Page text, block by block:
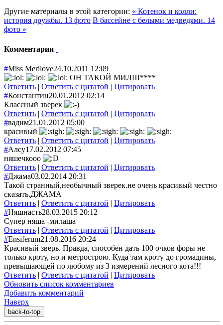
Другие материалы в этой категории: « Котенок и колли:
история дружбы. 13 фото В бассейне с белыми медведями. 14
фото »
Комментарии
#Miss Merilove24.10.2011 12:09
ОН ТАКОЙ МИЛШ****
Ответить | Ответить с цитатой | Цитировать
#Константин20.01.2012 02:14
Классный зверек
Ответить | Ответить с цитатой | Цитировать
#вадим21.01.2012 05:00
красивый
Ответить | Ответить с цитатой | Цитировать
#Алсу17.02.2012 07:45
няшечкооо
Ответить | Ответить с цитатой | Цитировать
#Джама03.02.2014 20:31
Такой странный,необычный зверек.не очень красивый честно
сказать.ДЖАМА
Ответить | Ответить с цитатой | Цитировать
#Няшнасть28.03.2015 20:12
Супер няша -милаша
Ответить | Ответить с цитатой | Цитировать
#Ensiferum21.08.2016 20:24
Красивый зверь. Правда, способен дать 100 очков форы не
только кроту, но и метрострою. Куда там кроту до громадины,
превышающей по любому из 3 измерений лесного кота!!!
Ответить | Ответить с цитатой | Цитировать
Обновить список комментариев
Добавить комментарий
Наверх
back-to-top